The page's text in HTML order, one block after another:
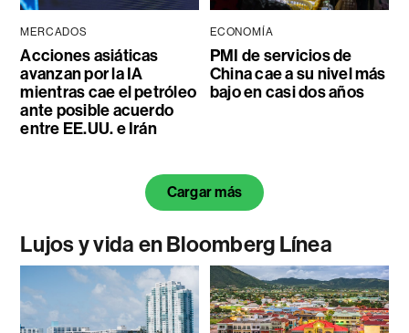
MERCADOS
Acciones asiáticas
avanzan por la IA
mientras cae el petróleo
ante posible acuerdo
entre EE.UU. e Irán
ECONOMÍA
PMI de servicios de
China cae a su nivel más
bajo en casi dos años
Cargar más
Lujos y vida en Bloomberg Línea